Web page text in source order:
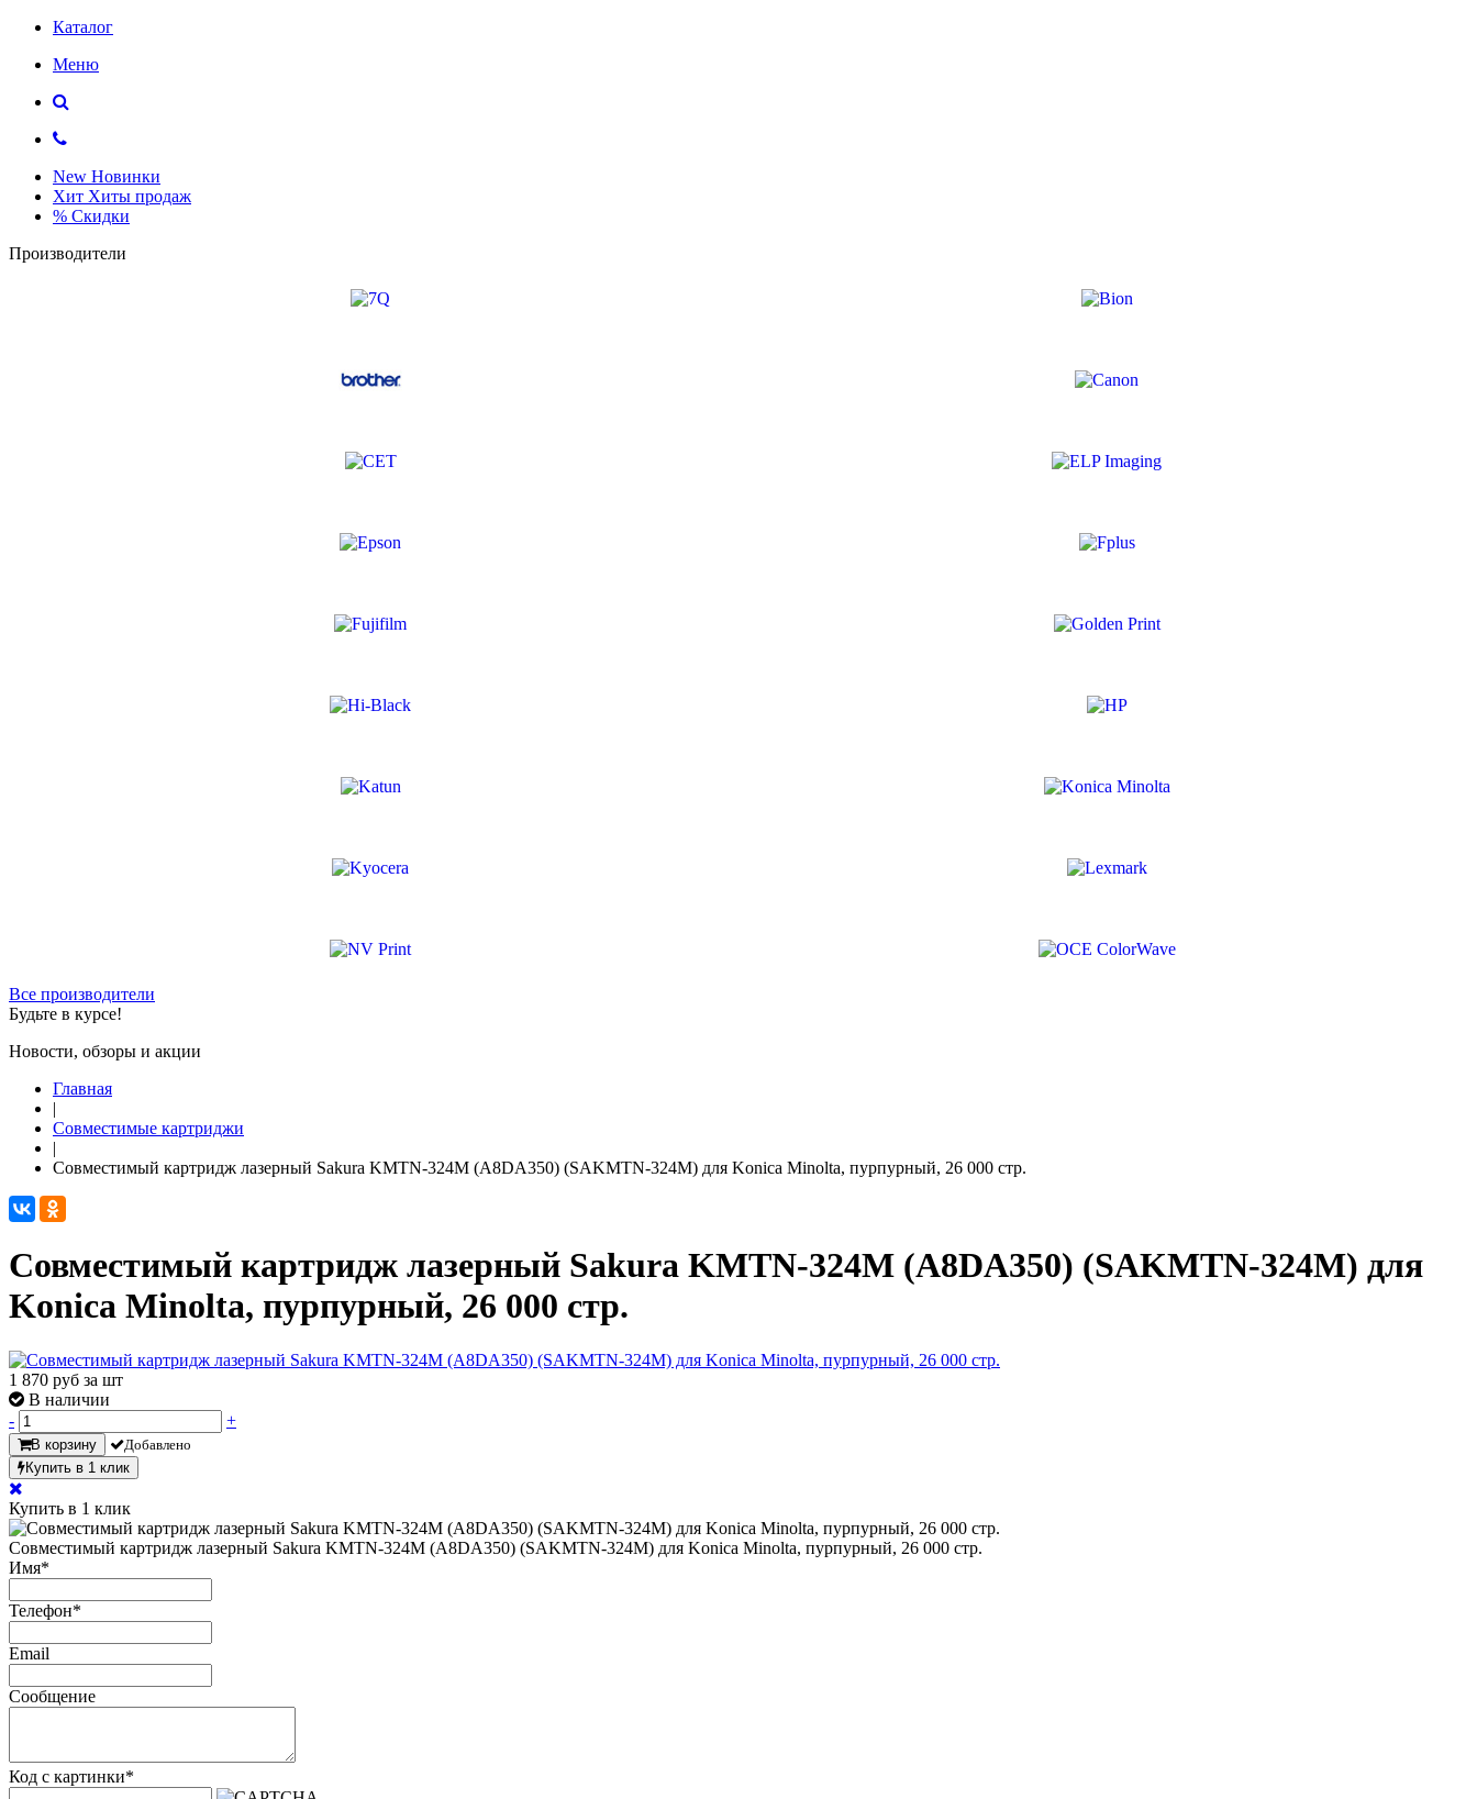
Каталог
Меню
New Новинки
Хит Хиты продаж
% Скидки
Производители
Все производители
Будьте в курсе!
Новости, обзоры и акции
Главная
|
Совместимые картриджи
|
Совместимый картридж лазерный Sakura KMTN-324M (A8DA350) (SAKMTN-324M) для Konica Minolta, пурпурный, 26 000 стр.
Совместимый картридж лазерный Sakura KMTN-324M (A8DA350) (SAKMTN-324M) для
Konica Minolta, пурпурный, 26 000 стр.
1 870 руб за шт
В наличии
-
+
В корзину
Добавлено
Купить в 1 клик
Купить в 1 клик
Совместимый картридж лазерный Sakura KMTN-324M (A8DA350) (SAKMTN-324M) для Konica Minolta, пурпурный, 26 000 стр.
Имя*
Телефон*
Email
Сообщение
Код с картинки*